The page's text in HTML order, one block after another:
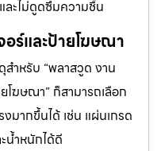
ละไม่ดูดซึมความชื้น
อร์และป้ายโฆษณา
ำหรับ “พลาสวูด งาน
โฆษณา” ก็สามารถเลือก
มากขึ้นได้ เช่น แผ่นเกรด
น้ำหนักได้ดี